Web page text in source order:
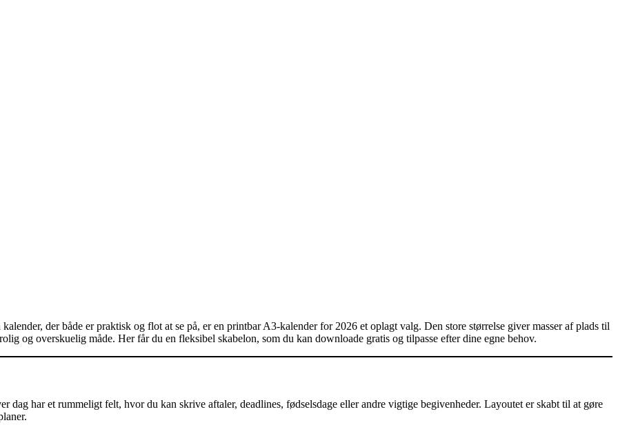
der både er praktisk og flot at se på, er en printbar A3‑kalender for 2026 et oplagt valg. Den store størrelse giver masser af plads til
og overskuelig måde. Her får du en fleksibel skabelon, som du kan downloade gratis og tilpasse efter dine egne behov.
dag har et rummeligt felt, hvor du kan skrive aftaler, deadlines, fødselsdage eller andre vigtige begivenheder. Layoutet er skabt til at gøre